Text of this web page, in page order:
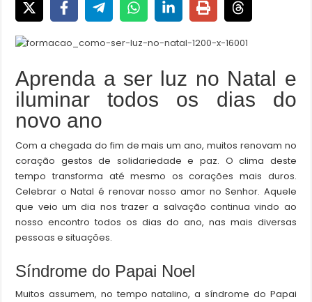
Aprenda a ser luz no Natal e
iluminar todos os dias do
novo ano
Com a chegada do fim de mais um ano, muitos renovam no
coração gestos de solidariedade e paz. O clima deste
tempo transforma até mesmo os corações mais duros.
Celebrar o Natal é renovar nosso amor no Senhor. Aquele
que veio um dia nos trazer a salvação continua vindo ao
nosso encontro todos os dias do ano, nas mais diversas
pessoas e situações.
Síndrome do Papai Noel
Muitos assumem, no tempo natalino, a síndrome do Papai